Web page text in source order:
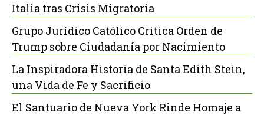
Italia tras Crisis Migratoria
Grupo Jurídico Católico Critica Orden de
Trump sobre Ciudadanía por Nacimiento
La Inspiradora Historia de Santa Edith Stein,
una Vida de Fe y Sacrificio
El Santuario de Nueva York Rinde Homaje a